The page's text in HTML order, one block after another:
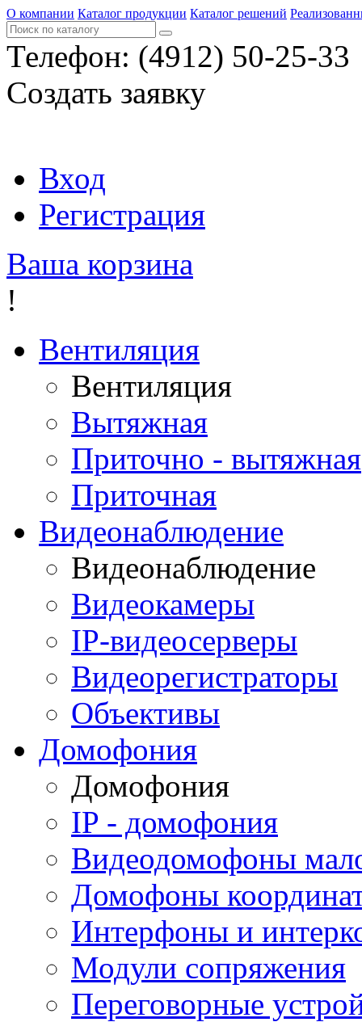
О компании Каталог продукции Каталог решений
Телефон: (4912) 50-25-33
Создать заявку
Вход
Регистрация
Ваша корзина
!
Вентиляция
Вентиляция
Вытяжная
Приточно - вытяжная
Приточная
Видеонаблюдение
Видеонаблюдение
Видеокамеры
IP-видеосерверы
Видеорегистраторы
Объективы
Домофония
Домофония
IP - домофония
Видеодомофоны
Домофоны
Интерфоны и
Модули сопряжения
Переговорные